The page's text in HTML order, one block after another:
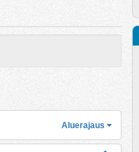
Aluerajaus